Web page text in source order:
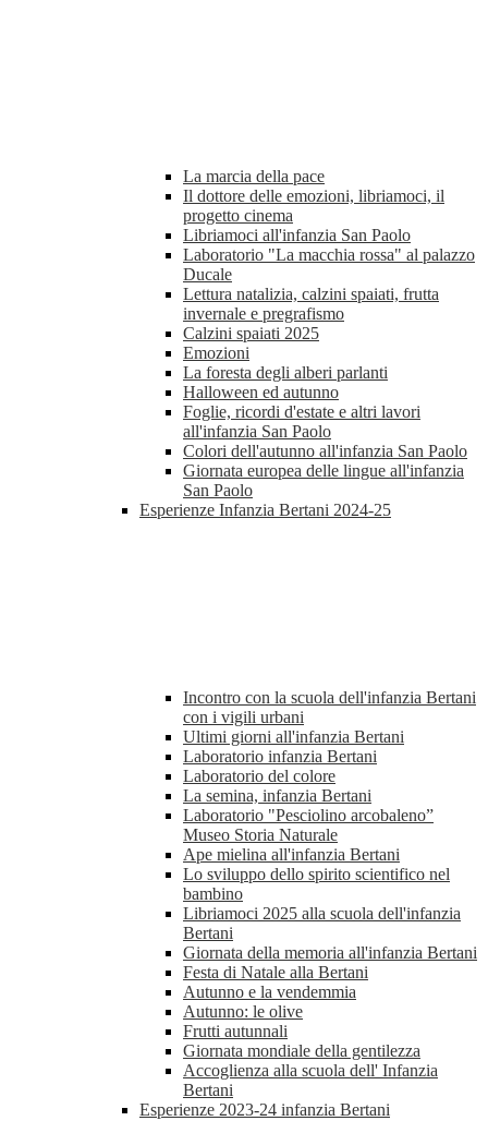
La marcia della pace
Il dottore delle emozioni, libriamoci, il
progetto cinema
Libriamoci all'infanzia San Paolo
Laboratorio "La macchia rossa" al palazzo
Ducale
Lettura natalizia, calzini spaiati, frutta
invernale e pregrafismo
Calzini spaiati 2025
Emozioni
La foresta degli alberi parlanti
Halloween ed autunno
Foglie, ricordi d'estate e altri lavori
all'infanzia San Paolo
Colori dell'autunno all'infanzia San Paolo
Giornata europea delle lingue all'infanzia
San Paolo
Esperienze Infanzia Bertani 2024-25
Incontro con la scuola dell'infanzia Bertani
con i vigili urbani
Ultimi giorni all'infanzia Bertani
Laboratorio infanzia Bertani
Laboratorio del colore
La semina, infanzia Bertani
Laboratorio "Pesciolino arcobaleno”
Museo Storia Naturale
Ape mielina all'infanzia Bertani
Lo sviluppo dello spirito scientifico nel
bambino
Libriamoci 2025 alla scuola dell'infanzia
Bertani
Giornata della memoria all'infanzia Bertani
Festa di Natale alla Bertani
Autunno e la vendemmia
Autunno: le olive
Frutti autunnali
Giornata mondiale della gentilezza
Accoglienza alla scuola dell' Infanzia
Bertani
Esperienze 2023-24 infanzia Bertani